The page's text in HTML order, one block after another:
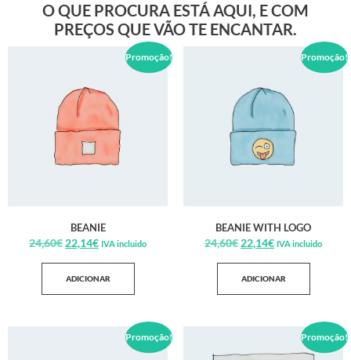
O QUE PROCURA ESTÁ AQUI, E COM
PREÇOS QUE VÃO TE ENCANTAR.
Promoção!
BEANIE
24,60€ 22,14€ IVA incluido
ADICIONAR
Promoção!
BEANIE WITH LOGO
24,60€ 22,14€ IVA incluido
ADICIONAR
Promoção! Promoção!